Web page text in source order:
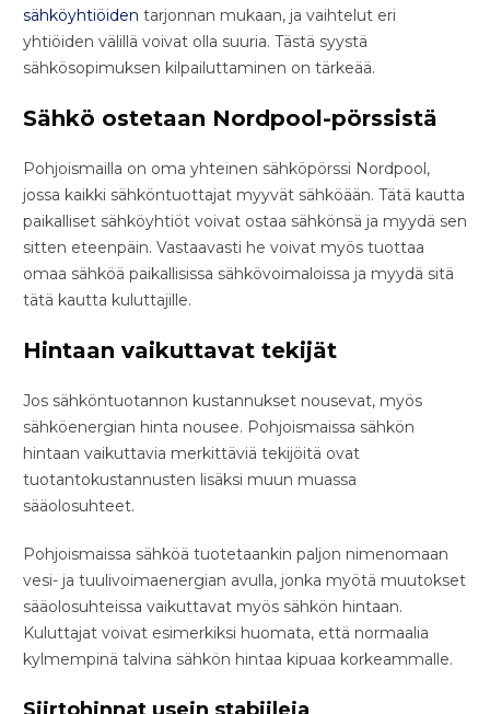
sähköyhtiöiden tarjonnan mukaan, ja vaihtelut eri
yhtiöiden välillä voivat olla suuria. Tästä syystä
sähkösopimuksen kilpailuttaminen on tärkeää.
Sähkö ostetaan Nordpool-pörssistä
Pohjoismailla on oma yhteinen sähköpörssi Nordpool,
jossa kaikki sähköntuottajat myyvät sähköään. Tätä kautta
paikalliset sähköyhtiöt voivat ostaa sähkönsä ja myydä sen
sitten eteenpäin. Vastaavasti he voivat myös tuottaa
omaa sähköä paikallisissa sähkövoimaloissa ja myydä sitä
tätä kautta kuluttajille.
Hintaan vaikuttavat tekijät
Jos sähköntuotannon kustannukset nousevat, myös
sähköenergian hinta nousee. Pohjoismaissa sähkön
hintaan vaikuttavia merkittäviä tekijöitä ovat
tuotantokustannusten lisäksi muun muassa
sääolosuhteet.
Pohjoismaissa sähköä tuotetaankin paljon nimenomaan
vesi- ja tuulivoimaenergian avulla, jonka myötä muutokset
sääolosuhteissa vaikuttavat myös sähkön hintaan.
Kuluttajat voivat esimerkiksi huomata, että normaalia
kylmempinä talvina sähkön hintaa kipuaa korkeammalle.
Siirtohinnat usein stabiileja